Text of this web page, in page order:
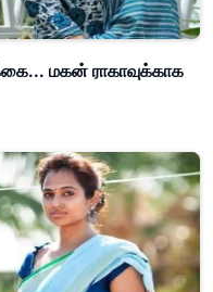
மகன் ராகாவுக்காக